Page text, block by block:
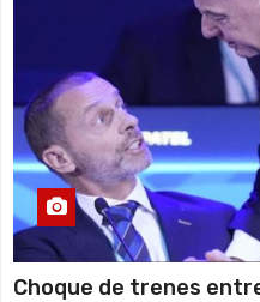
Choque de trenes entre